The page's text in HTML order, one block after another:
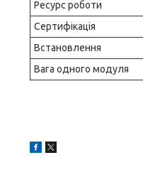
Ресурс роботи
Сертифікація
Встановлення
Вага одного модуля